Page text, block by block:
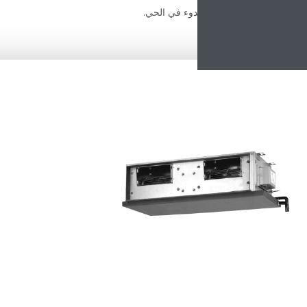
عدم إزعاج الهدوء في الحي.